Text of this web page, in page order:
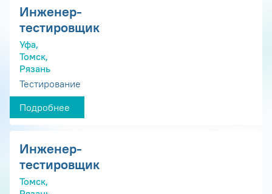
Инженер-
тестировщик
Уфа,
Томск,
Рязань
Тестирование
Подробнее
Инженер-
тестировщик
Томск,